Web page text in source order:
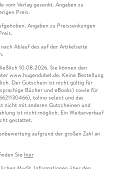
vom Verlag gesenkt. Angaben zu
Preis.
Angaben zu Preissenkungen
Ablauf des auf der Artikelseite
10.08.2026. Sie können den
www.hugendubel.de. Keine Bestellung
Der Gutschein ist nicht gültig für
Bücher und eBooks) sowie für
tolino select und das
nicht mit anderen Gutscheinen und
ist nicht möglich. Ein Weiterverkauf
gestattet.
aufgrund der großen Zahl an
Sie hier